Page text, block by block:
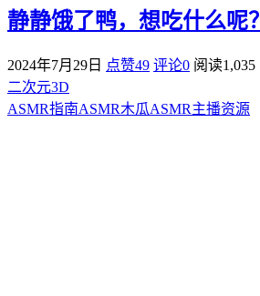
静静饿了鸭，想吃什么呢？
2024年7月29日 点赞49 评论0 阅读1,035
二次元3D
ASMR指南ASMR木瓜ASMR主播资源